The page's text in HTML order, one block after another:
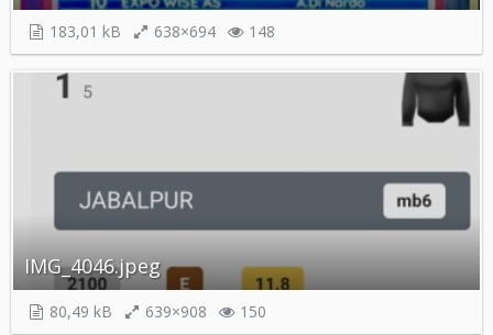
183,01 kB 638×694 148
IMG_4046.jpeg
80,49 kB 639×908 150